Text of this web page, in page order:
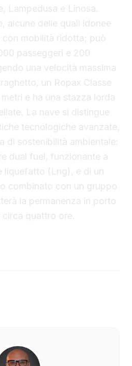
Lampedusa e Linosa.
alcune delle quali idonee
mobilità ridotta; può
passeggeri e 200
una velocità massima
un Ropax Classe
e ha una stazza lorda
La nave si distingue
tecnologiche avanzate,
di sostenibilità ambientale:
dual fuel, funzionante a
liquefatto (Lng), e di un
combinato con un gruppo
la permanenza in porto
quattro ore.